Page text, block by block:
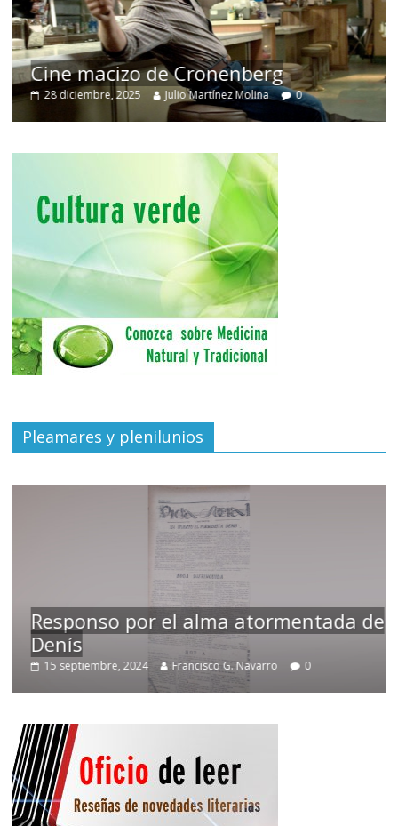
Cine macizo de Cronenberg
28 diciembre, 2025 Julio Martínez Molina 0
Pleamares y plenilunios
Responso por el alma atormentada de
Denís
15 septiembre, 2024 Francisco G. Navarro 0